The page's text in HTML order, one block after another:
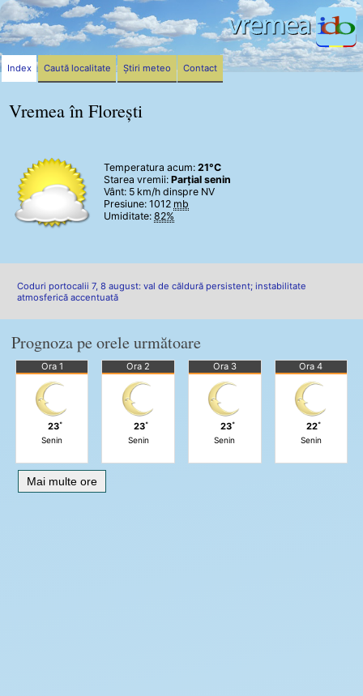
Vremea în Florești
Temperatura acum: 21°C
Starea vremii: Parțial senin
Vânt: 5 km/h dinspre NV
Presiune: 1012 mb
Umiditate: 82%
Coduri portocalii 7, 8 august: val de căldură persistent; instabilitate
atmosferică accentuată
Prognoza pe orele următoare
Ora 1
23˚
Senin
Ora 2
23˚
Senin
Ora 3
23˚
Senin
Ora 4
22˚
Senin
Mai multe ore
Index Caută localitate Știri meteo Contact